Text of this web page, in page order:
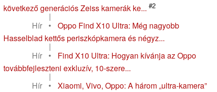
következő generációs Zeiss kamerák ke... #2
|
Hír
•
Oppo Find X10 Ultra: Még nagyobb
Hasselblad kettős periszkópkamera és négyz...
|
Hír
•
Find X10 Ultra: Hogyan kívánja az Oppo
továbbfejleszteni exkluzív, 10-szere...
|
Hír
•
Xiaomi, Vivo, Oppo: A három „ultra-kamera”